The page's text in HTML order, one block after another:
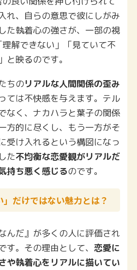
れ、自らの意思で彼にしがみ
た執着心の強さが、一部の視
解できない」「見ていて不
と映るのです。
ちのリアルな人間関係の歪み
ては不快感を与えます。テル
なく、ナカハラと葉子の関係
方的に尽くし、もう一方がそ
受け入れるという構図になっ
た不均衡な恋愛観がリアルだ
持ち悪く感じるのです。
」だけではない魅力とは？
んだ』が多くの人に評価され
す。その理由として、 恋愛に
や執着心をリアルに描いてい